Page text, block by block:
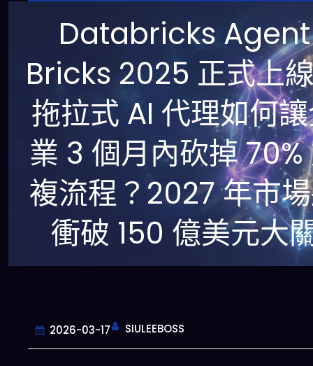
Databricks Agent
Bricks 2025 正式上
拖拉式 AI 代理如何
業 3 個月內砍掉 70%
複流程？2027 年市
衝破 150 億美元大
2026-03-17 SIULEEBOSS